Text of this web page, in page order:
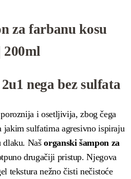
za farbanu kosu
200ml
nega bez sulfata
i osetljivija, zbog čega
jakim sulfatima agresivno ispiraju
dlaku. Našorganski šampon za
drugačiji pristup. Njegova
tekstura nežno čisti nečistoće